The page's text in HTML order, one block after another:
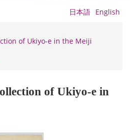
日本語 English
of Ukiyo-e in the Meiji
of Ukiyo-e in